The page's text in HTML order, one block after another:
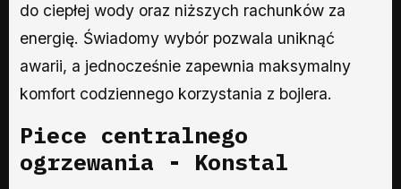
do ciepłej wody oraz niższych rachunków za
energię. Świadomy wybór pozwala uniknąć
awarii, a jednocześnie zapewnia maksymalny
komfort codziennego korzystania z bojlera.
Piece centralnego
ogrzewania - Konstal